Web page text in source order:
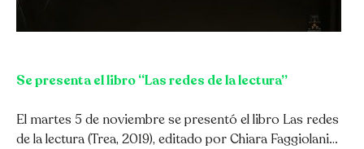
Se presenta el libro “Las redes de la lectura”
El martes 5 de noviembre se presentó el libro Las redes
de la lectura (Trea, 2019), editado por Chiara Faggiolani…